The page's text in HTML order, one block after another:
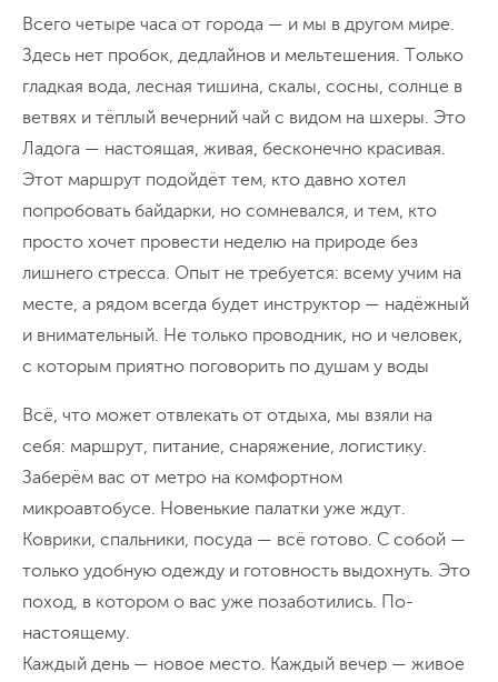
Всего четыре часа от города — и мы в другом мире.
Здесь нет пробок, дедлайнов и мельтешения. Только
гладкая вода, лесная тишина, скалы, сосны, солнце в
ветвях и тёплый вечерний чай с видом на шхеры. Это
Ладога — настоящая, живая, бесконечно красивая.
Этот маршрут подойдёт тем, кто давно хотел
попробовать байдарки, но сомневался, и тем, кто
просто хочет провести неделю на природе без
лишнего стресса. Опыт не требуется: всему учим на
месте, а рядом всегда будет инструктор — надёжный
и внимательный. Не только проводник, но и человек,
с которым приятно поговорить по душам у воды
Всё, что может отвлекать от отдыха, мы взяли на
себя: маршрут, питание, снаряжение, логистику.
Заберём вас от метро на комфортном
микроавтобусе. Новенькие палатки уже ждут.
Коврики, спальники, посуда — всё готово. С собой —
только удобную одежду и готовность выдохнуть. Это
поход, в котором о вас уже позаботились. По-
настоящему.
Каждый день — новое место. Каждый вечер — живое